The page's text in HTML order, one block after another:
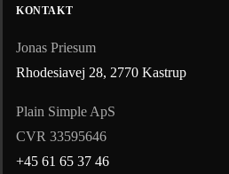
KONTAKT
Jonas Priesum
Rhodesiavej 28, 2770 Kastrup
Plain Simple ApS
CVR 33595646
+45 61 65 37 46